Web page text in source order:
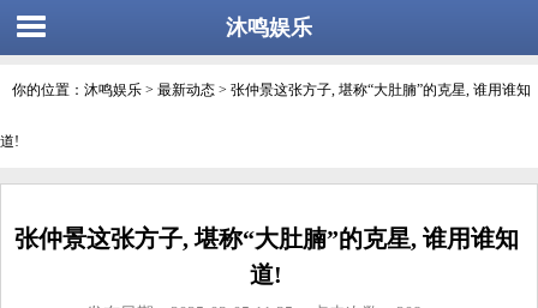
沐鸣娱乐
你的位置： 沐鸣娱乐 > 最新动态 > 张仲景这张方子, 堪称“大肚腩”的克星, 谁用谁知
道!
张仲景这张方子, 堪称“大肚腩”的克星, 谁用谁知
道!